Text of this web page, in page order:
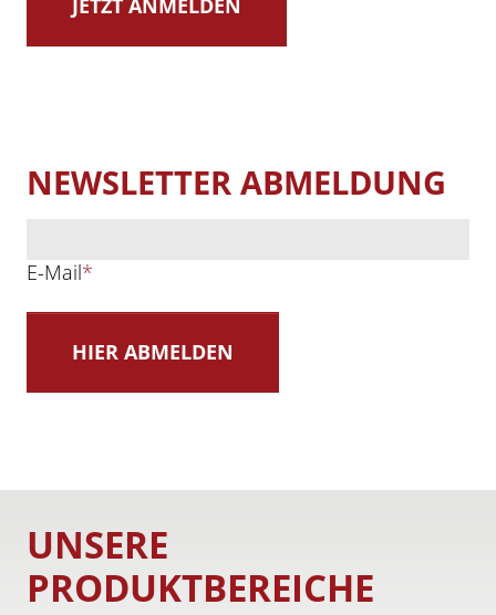
NEWSLETTER ABMELDUNG
E-Mail*
UNSERE
PRODUKTBEREICHE